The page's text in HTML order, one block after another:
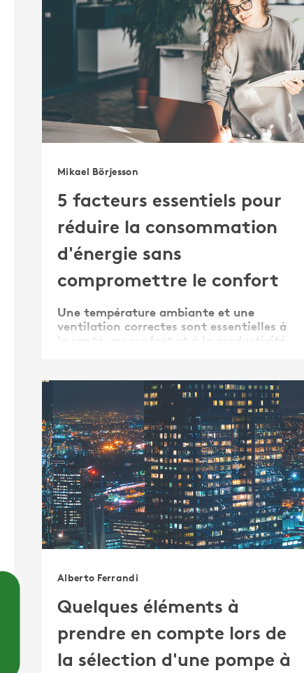
Mikael Börjesson
5 facteurs essentiels pour
réduire la consommation
d'énergie sans
compromettre le confort
Une température ambiante et une
ventilation correctes sont essentielles à
la santé, au confort et à la productivité
prix de l'énergie qui montent en flèche,
nous contraignant à réduire notre
facture énergétique.
Alberto Ferrandi
Quelques éléments à
prendre en compte lors de
la sélection d'une pompe à